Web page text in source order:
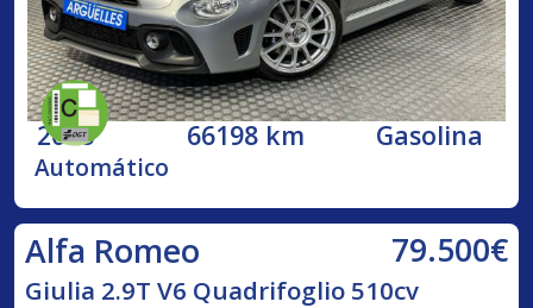
2018 66198 km Gasolina
Automático
Alfa Romeo 79.500€
Giulia 2.9T V6 Quadrifoglio 510cv